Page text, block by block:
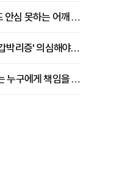
"40대인데 오십견?"...3040도 안심 못하는 어깨 유착성 관절낭염
손발톱 들뜨고 벗겨진다면 '조갑박리증' 의심해야 [김철윤 원장 칼럼]
자율주행자동차 사고, 피해자는 누구에게 책임을 물을 수 있을까